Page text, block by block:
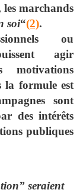
marchands
soi“(2).
ou
agir
motivations
la formule est
sont
des intérêts
publiques
seraient